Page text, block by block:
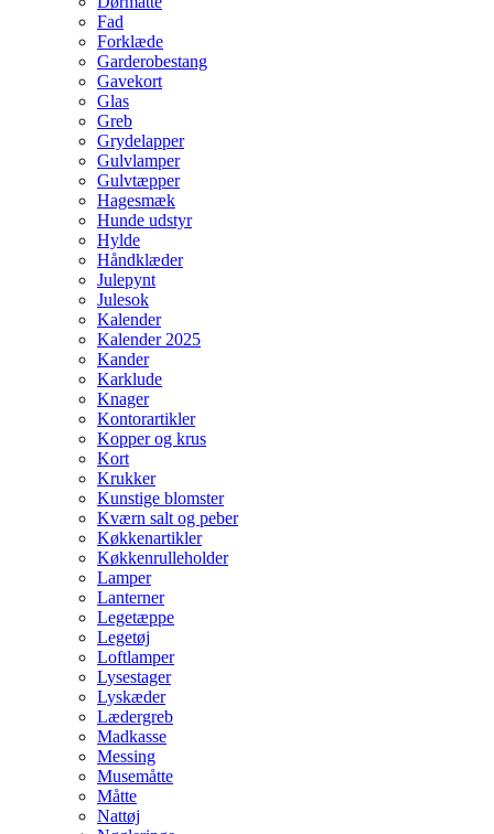
Fad
Forklæde
Garderobestang
Gavekort
Glas
Greb
Grydelapper
Gulvlamper
Gulvtæpper
Hagesmæk
Hunde udstyr
Hylde
Håndklæder
Julepynt
Julesok
Kalender
Kalender 2025
Kander
Karklude
Knager
Kontorartikler
Kopper og krus
Kort
Krukker
Kunstige blomster
Kværn salt og peber
Køkkenartikler
Køkkenrulleholder
Lamper
Lanterner
Legetæppe
Legetøj
Loftlamper
Lysestager
Lyskæder
Lædergreb
Madkasse
Messing
Musemåtte
Måtte
Nattøj